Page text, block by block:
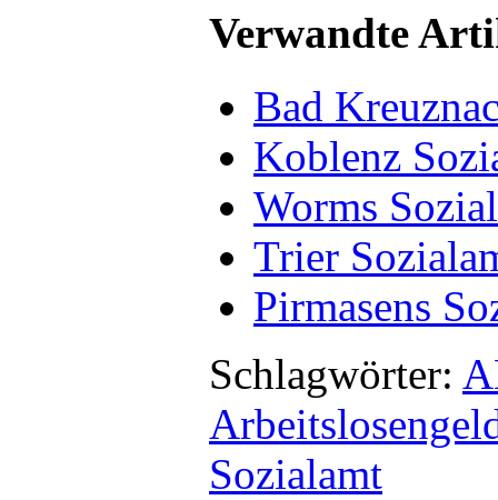
Verwandte
Bad
Koblenz
Worms
Trier
Pirmasens
Schlagwörter:
Sozialamt